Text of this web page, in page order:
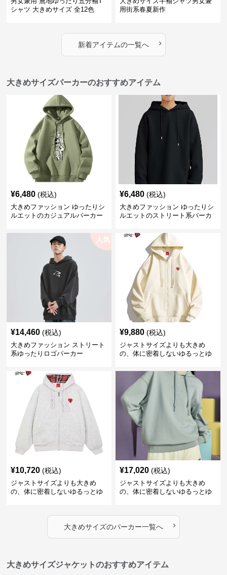
シャツ 大きめサイズ 全12色
用街系春夏新作
新着アイテムの一覧へ ›
大きめサイズパーカーのおすすめアイテム
¥6,480 (税込)
大きめファッション ゆったりシ
ルエットのカジュアルパーカー
¥6,480 (税込)
大きめファッション ゆったりシ
ルエットのストリート系パーカ
人気
¥14,460 (税込)
大きめファッション ストリート
系ゆったりロゴパーカー
¥9,880 (税込)
ジャストサイズよりも大きめ
の、体に密着しないゆるっとゆ
ゆったりハッピーハート ジップ
アップパーカー
¥10,720 (税込)
ジャストサイズよりも大きめ
の、体に密着しないゆるっとゆ
アップパーカー
¥17,020 (税込)
ジャストサイズよりも大きめ
の、体に密着しないゆるっとゆ
大きめサイズのパーカー一覧へ ›
大きめサイズジャケットのおすすめアイテム